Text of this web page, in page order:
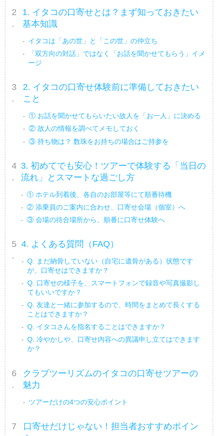
1. イタコの口寄せとは？まず知っておきたい
基本知識
イタコは「あの世」と「この世」の仲立ち
「双方向の対話」ではなく「お話を聞かせてもらう」イメ
ージ
2. イタコの口寄せ体験前に準備しておきたい
こと
① お話を聞かせてもらいたい故人を「お一人」に決める
② 故人の情報を調べてメモしておく
③ 持ち物は？ 数珠をお持ちの場合はご持参を
3. 初めてでも安心！ツアーで体験する「当日の
流れ」とスマートな過ごし方
① ホテル到着後、各自のお部屋等にて順番待機
② 添乗員のご案内に合わせ、口寄せ会場（個室）へ
③ 会場の待合場所から、順番に口寄せ体験へ
4. よくある質問（FAQ）
Q. まだ納骨していない（自宅に遺骨がある）状態です
が、口寄せはできますか？
Q. 口寄せの様子を、スマートフォンで録音や写真撮影し
てもいいですか？
Q. 友達と一緒に参加するので、時間をまとめて長くする
ことはできますか？
Q. イタコさんを指名することはできますか？
Q. 冷やかしや、口寄せ内容への異議申し立てはできます
か？
クラブツーリズムのイタコの口寄せツアーの
魅力
ツアーだけの4つの安心ポイント
口寄せだけじゃない！担当者おすすめポイン